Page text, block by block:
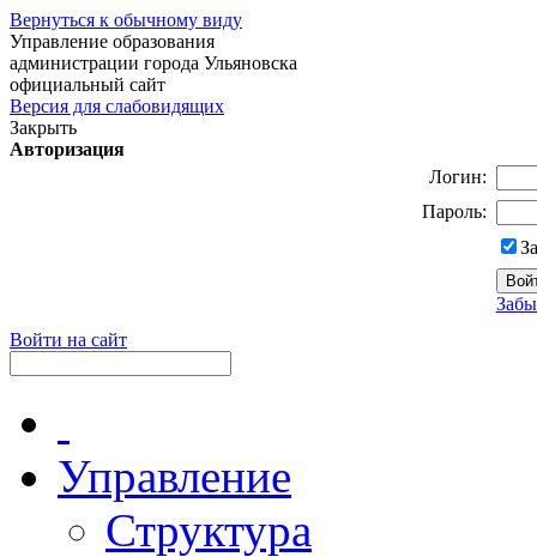
Вернуться к обычному виду
Управление образования
администрации города Ульяновска
официальный сайт
Версия для слабовидящих
Закрыть
Авторизация
Логин:
Пароль:
Войти на сайт
Управление
Структура